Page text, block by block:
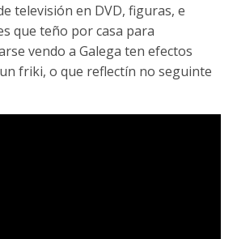
televisión en DVD, figuras, e
que teño por casa para
vendo a Galega ten efectos
friki, o que reflectín no seguinte